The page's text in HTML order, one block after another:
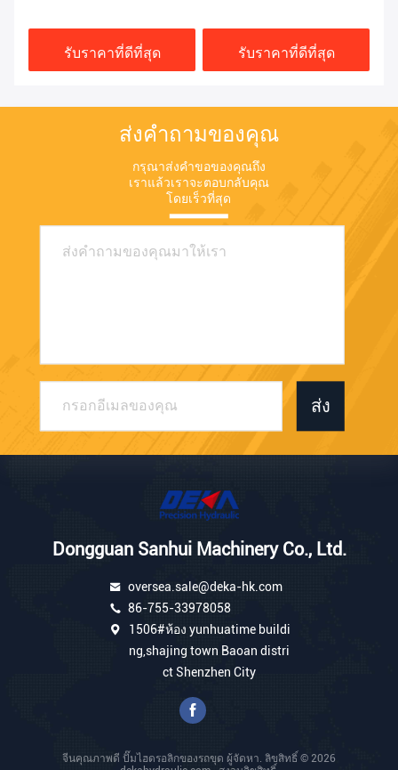
รับราคาที่ดีที่สุด รับราคาที่ดีที่สุด
ส่งคำถามของคุณ
กรุณาส่งคำขอของคุณถึง
เราแล้วเราจะตอบกลับคุณ
โดยเร็วที่สุด
ส่ง
Dongguan Sanhui Machinery Co., Ltd.
oversea.sale@deka-hk.com
86-755-33978058
1506#ห้อง yunhuatime buildi
ng,shajing town Baoan distri
ct Shenzhen City
จีนคุณภาพดี ปั๊มไฮดรอลิกของรถขุด ผู้จัดหา. ลิขสิทธิ์ © 2026